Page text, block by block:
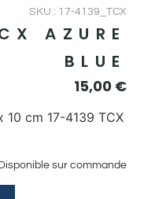
SKU : 17-4139_TCX
AZURE
BLUE
15,00 €
10 cm 17-4139 TCX
sur commande